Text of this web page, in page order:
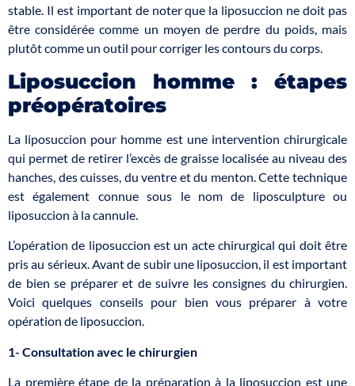
stable. Il est important de noter que la liposuccion ne doit pas
être considérée comme un moyen de perdre du poids, mais
plutôt comme un outil pour corriger les contours du corps.
Liposuccion homme : étapes
préopératoires
La liposuccion pour homme est une intervention chirurgicale
qui permet de retirer l’excès de graisse localisée au niveau des
hanches, des cuisses, du ventre et du menton. Cette technique
est également connue sous le nom de liposculpture ou
liposuccion à la cannule.
L’opération de liposuccion est un acte chirurgical qui doit être
pris au sérieux. Avant de subir une liposuccion, il est important
de bien se préparer et de suivre les consignes du chirurgien.
Voici quelques conseils pour bien vous préparer à votre
opération de liposuccion.
1- Consultation avec le chirurgien
La première étape de la préparation à la liposuccion est une